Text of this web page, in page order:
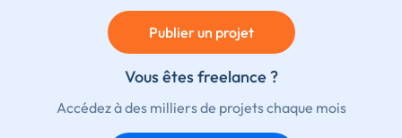
Publier un projet
Vous êtes freelance ?
Accédez à des milliers de projets chaque mois